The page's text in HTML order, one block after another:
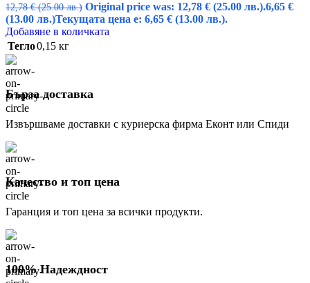
12,78€ (25.00 лв.) Original price was: 12,78 € (25.00 лв.).6,65 €
(13.00 лв.)Текущата цена е: 6,65 € (13.00 лв.).
Добавяне в количката
Тегло0,15 кг
Бърза доставка
Извършваме доставки с куриерска фирма Еконт или Спиди
Качество и топ цена
Гаранция и топ цена за всички продукти.
100% Надеждност